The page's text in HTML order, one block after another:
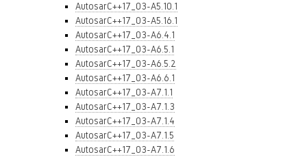
AutosarC++17_03-A5.10.1
AutosarC++17_03-A5.16.1
AutosarC++17_03-A6.4.1
AutosarC++17_03-A6.5.1
AutosarC++17_03-A6.5.2
AutosarC++17_03-A6.6.1
AutosarC++17_03-A7.1.1
AutosarC++17_03-A7.1.3
AutosarC++17_03-A7.1.4
AutosarC++17_03-A7.1.5
AutosarC++17_03-A7.1.6